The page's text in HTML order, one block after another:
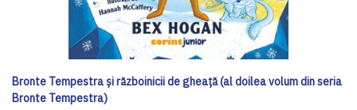
Bronte Tempestra și războinicii de gheață (al doilea volum din seria
Bronte Tempestra)